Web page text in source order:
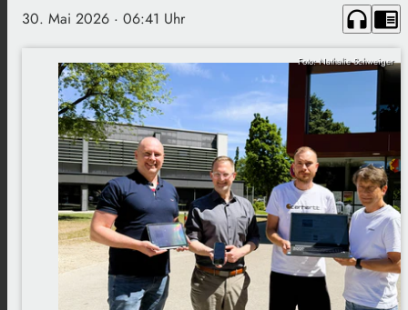
30. Mai 2026 · 06:41 Uhr headphones chrome_reader_mode
Foto: Nathalie Schweiger